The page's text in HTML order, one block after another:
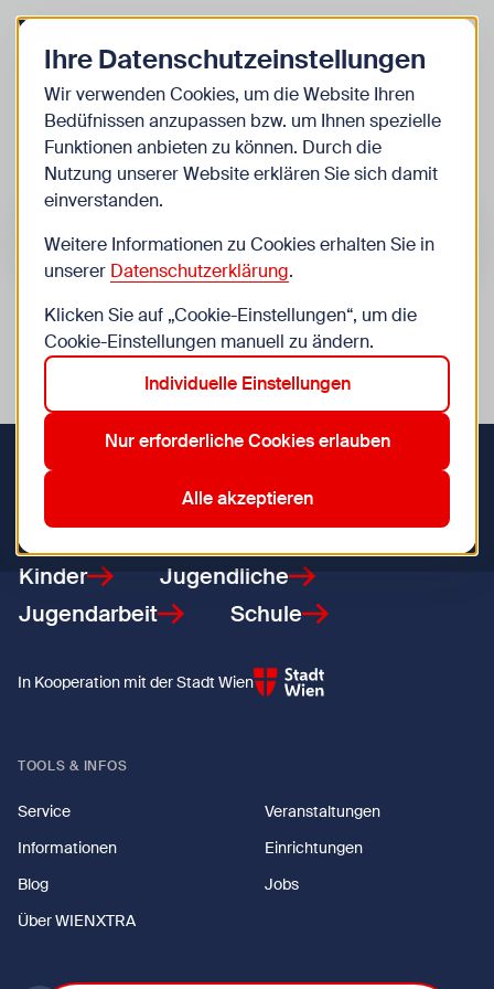
Zurück zur Startseite Zum
Kinder
Veranstaltungen
Suche im Bereich “Kinder”
Suchen
Veranstaltungen in Wien im Bereich “Kinder”
Aktive Filter: 12. Meidling
22. Donaustadt
Zurücksetzen
Zurück zur Startseite
Kinder
Jugendliche
Jugendarbeit
Schule
In Kooperation mit der Stadt Wien
TOOLS & INFOS
Service
Veranstaltungen
Informationen
Einrichtungen
Blog
Jobs
Über WIENXTRA
Ihre Datenschutzeinstellungen
Wir verwenden Cookies, um die Website Ihren
Bedüfnissen anzupassen bzw. um Ihnen spezielle
Funktionen anbieten zu können. Durch die
Nutzung unserer Website erklären Sie sich damit
einverstanden.
Weitere Informationen zu Cookies erhalten Sie in
unserer Datenschutzerklärung.
Klicken Sie auf „Cookie-Einstellungen“, um die
Cookie-Einstellungen manuell zu ändern.
Individuelle Einstellungen
Nur erforderliche Cookies erlauben
Alle akzeptieren